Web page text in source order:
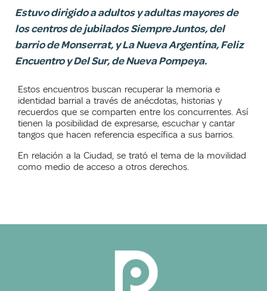
Estuvo dirigido a adultos y adultas mayores de
los centros de jubilados Siempre Juntos, del
barrio de Monserrat, y La Nueva Argentina, Feliz
Encuentro y Del Sur, de Nueva Pompeya.
Estos encuentros buscan recuperar la memoria e
identidad barrial a través de anécdotas, historias y
recuerdos que se comparten entre los concurrentes. Así
tienen la posibilidad de expresarse, escuchar y cantar
tangos que hacen referencia específica a sus barrios.
En relación a la Ciudad, se trató el tema de la movilidad
como medio de acceso a otros derechos.